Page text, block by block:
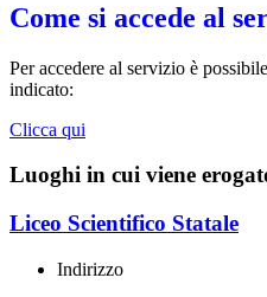
Come si accede al
Per accedere al servizio è
indicato:
Clicca qui
Luoghi in cui viene
Liceo Scientifico Statale
Indirizzo